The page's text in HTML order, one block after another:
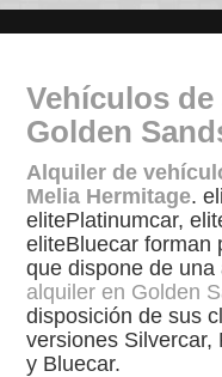
Vehículos
Golden
Alquiler de
Melia Hermitage.
elitePlatinumcar,
eliteBluecar forman
que dispone de
alquiler en Golden
disposición de sus
versiones Silvercar,
y Bluecar.